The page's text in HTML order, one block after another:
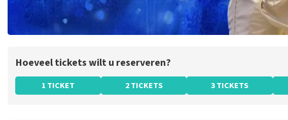
Hoeveel tickets wilt u reserveren?
1 TICKET 2 TICKETS 3 TICKETS